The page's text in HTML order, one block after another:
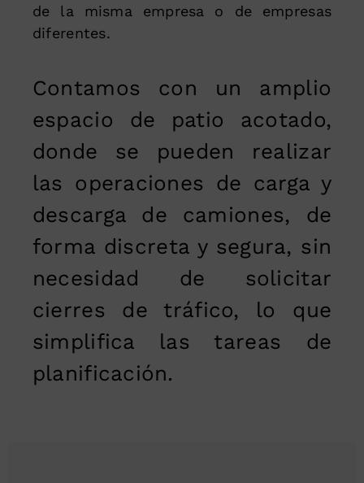
de la misma empresa o de empresas
diferentes.
Contamos con un amplio
espacio de patio acotado,
donde se pueden realizar
las operaciones de carga y
descarga de camiones, de
forma discreta y segura, sin
necesidad de solicitar
cierres de tráfico, lo que
simplifica las tareas de
planificación.